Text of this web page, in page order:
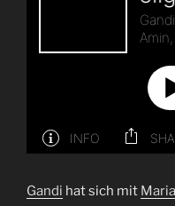
Gandi hat sich mit